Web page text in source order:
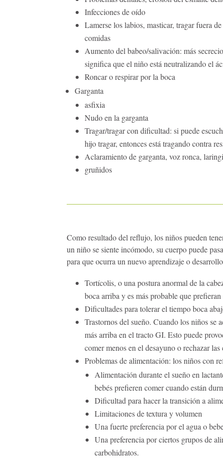
Infecciones de oído
Lamerse los labios, masticar, tragar fuera
comidas
Aumento del babeo/salivación: más
significa que el niño está neutralizando el
Roncar o respirar por la boca
Garganta
asfixia
Nudo en la garganta
Tragar/tragar con dificultad: si puede
hijo tragar, entonces está tragando contra
Aclaramiento de garganta, voz ronca,
gruñidos
Como resultado del reflujo, los niños pueden
un niño se siente incómodo, su cuerpo puede
para que ocurra un nuevo aprendizaje o
Tortícolis, o una postura anormal de la
boca arriba y es más probable que
Dificultades para tolerar el tiempo boca
Trastornos del sueño. Cuando los niños se
más arriba en el tracto GI. Esto puede
comer menos en el desayuno o rechazar
Problemas de alimentación: los niños con
Alimentación durante el sueño en
bebés prefieren comer cuando están
Dificultad para hacer la transición a
Limitaciones de textura y volumen
Una fuerte preferencia por el agua o
Una preferencia por ciertos grupos de
carbohidratos.